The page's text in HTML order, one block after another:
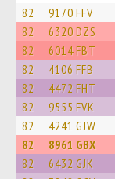
82 9170 FFV
82 6320 DZS
82 6014 FBT
82 4106 FFB
82 4472 FHT
82 9555 FVK
82 4241 GJW
82 8961 GBX
82 6432 GJK